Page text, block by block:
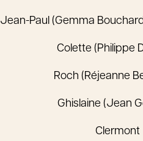
Jean-Paul (Gemma
Colette (Philippe
Roch (Réjeanne
Ghislaine (Jean
Clermont